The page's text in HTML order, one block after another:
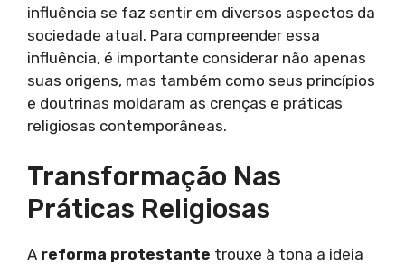
influência se faz sentir em diversos aspectos da
sociedade atual. Para compreender essa
influência, é importante considerar não apenas
suas origens, mas também como seus princípios
e doutrinas moldaram as crenças e práticas
religiosas contemporâneas.
Transformação Nas
Práticas Religiosas
A reforma protestante trouxe à tona a ideia